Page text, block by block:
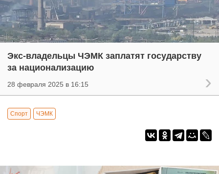
Экс-владельцы ЧЭМК заплатят государству
за национализацию
28 февраля 2025 в 16:15
Спорт ЧЭМК